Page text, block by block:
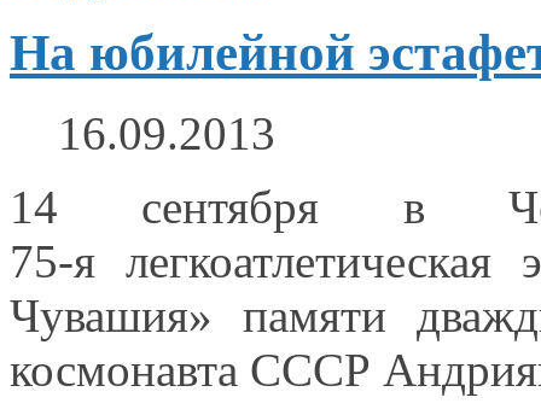
На юбилейной
16.09.2013
14 сентября в
75-я легкоатлетическая
Чувашия» памяти
космонавта СССР